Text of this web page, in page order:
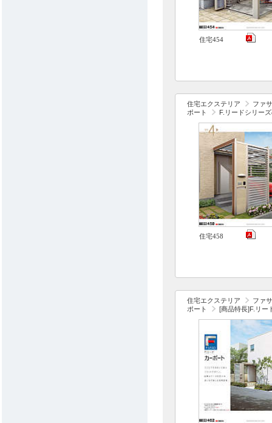
住宅454
住宅エクステリア
ファ
ポート
F.リードシリー
住宅458
住宅エクステリア
ファ
ポート
[商品特長]F.リー